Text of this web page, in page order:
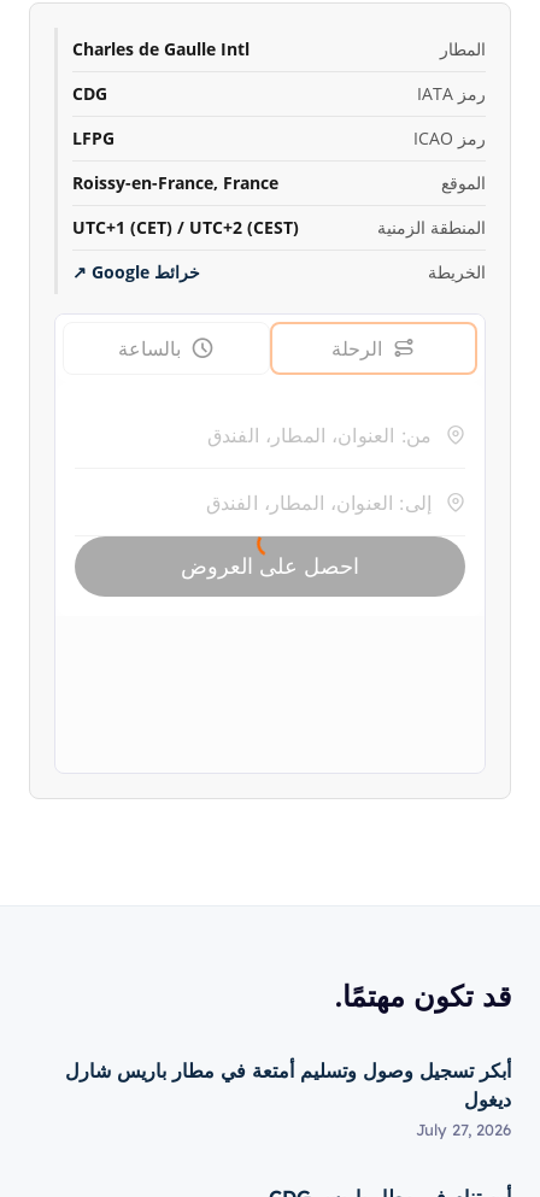
المطار
Charles de Gaulle Intl
رمز IATA
CDG
رمز ICAO
LFPG
الموقع
Roissy-en-France, France
المنطقة الزمنية
UTC+1 (CET) / UTC+2 (CEST)
الخريطة
خرائط Google ↗
قد تكون مهتمًا.
أبكر تسجيل وصول وتسليم أمتعة في مطار باريس شارل
ديغول
July 27, 2026